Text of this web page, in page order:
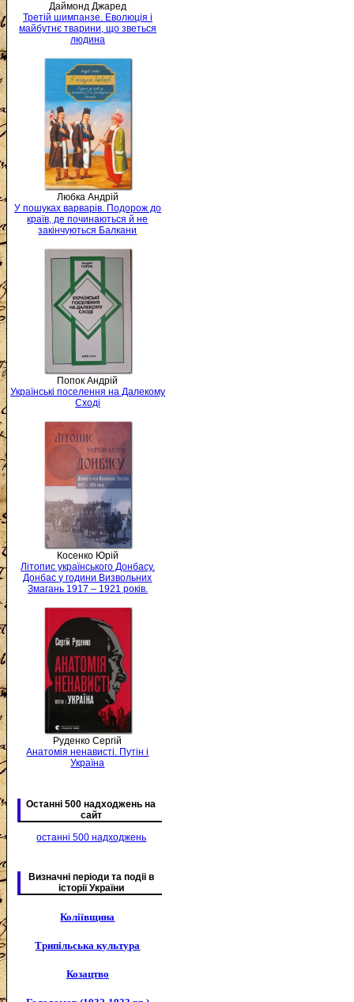
Даймонд Джаред
Третій шимпанзе. Еволюція і
майбутнє тварини, що зветься
людина
Любка Андрій
У пошуках варварів. Подорож до
країв, де починаються й не
закінчуються Балкани
Попок Андрій
Українські поселення на Далекому
Сході
Косенко Юрій
Літопис українського Донбасу.
Донбас у години Визвольних
Змагань 1917 – 1921 років.
Руденко Сергій
Анатомія ненависті. Путін і
Україна
Останні 500 надходжень на
сайт
останні 500 надходжень
Визначні періоди та подіі в
історії України
Коліївщина
Трипільська культура
Козацтво